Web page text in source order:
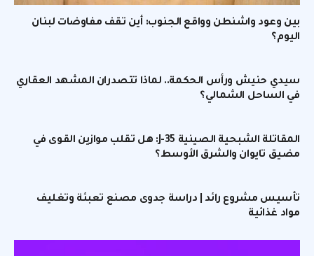
بين وعود واشنطن وواقع الجنوب: أين تقف مفاوضات لبنان
اليوم؟
سيدي حنيش ورأس الحكمة.. لماذا تتصدران المشهد العقاري
في الساحل الشمالي؟
المقاتلة الشبحية الصينية J-35: هل تقلب موازين القوى في
مضيق تايوان والشرق الأوسط؟
تأسيس مشروع رائد | دراسة جدوى مصنع تعبئة وتغليف
مواد غذائية